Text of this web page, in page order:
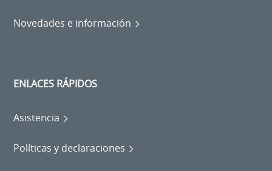
Novedades e información
ENLACES RÁPIDOS
Asistencia
Políticas y declaraciones